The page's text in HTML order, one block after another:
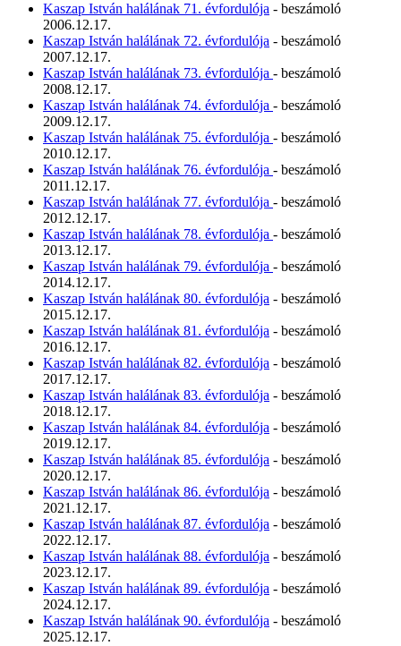
Kaszap István halálának 71. évfordulója - beszámoló
2006.12.17.
Kaszap István halálának 72. évfordulója - beszámoló
2007.12.17.
Kaszap István halálának 73. évfordulója - beszámoló
2008.12.17.
Kaszap István halálának 74. évfordulója - beszámoló
2009.12.17.
Kaszap István halálának 75. évfordulója - beszámoló
2010.12.17.
Kaszap István halálának 76. évfordulója - beszámoló
2011.12.17.
Kaszap István halálának 77. évfordulója - beszámoló
2012.12.17.
Kaszap István halálának 78. évfordulója - beszámoló
2013.12.17.
Kaszap István halálának 79. évfordulója - beszámoló
2014.12.17.
Kaszap István halálának 80. évfordulója - beszámoló
2015.12.17.
Kaszap István halálának 81. évfordulója - beszámoló
2016.12.17.
Kaszap István halálának 82. évfordulója - beszámoló
2017.12.17.
Kaszap István halálának 83. évfordulója - beszámoló
2018.12.17.
Kaszap István halálának 84. évfordulója - beszámoló
2019.12.17.
Kaszap István halálának 85. évfordulója - beszámoló
2020.12.17.
Kaszap István halálának 86. évfordulója - beszámoló
2021.12.17.
Kaszap István halálának 87. évfordulója - beszámoló
2022.12.17.
Kaszap István halálának 88. évfordulója - beszámoló
2023.12.17.
Kaszap István halálának 89. évfordulója - beszámoló
2024.12.17.
Kaszap István halálának 90. évfordulója - beszámoló
2025.12.17.